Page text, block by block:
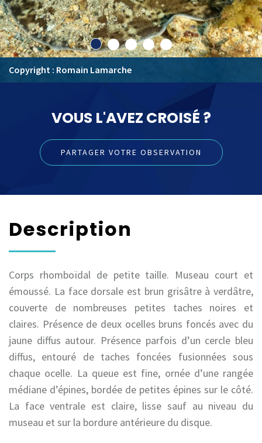
Copyright : Romain Lamarche
VOUS L'AVEZ CROISÉ ?
PARTAGER VOTRE OBSERVATION
Description
Corps rhomboïdal de petite taille. Museau court et
émoussé. La face dorsale est brun grisâtre à verdâtre,
couverte de nombreuses petites taches noires et
claires. Présence de deux ocelles bruns foncés avec du
jaune diffus autour. Présence parfois d’un cercle bleu
diffus, entouré de taches foncées fusionnées sous
chaque ocelle. La queue est fine, ornée d’une rangée
médiane d’épines, bordée de petites épines sur le côté.
La face ventrale est claire, lisse sauf au niveau du
museau et sur la bordure antérieure du disque.